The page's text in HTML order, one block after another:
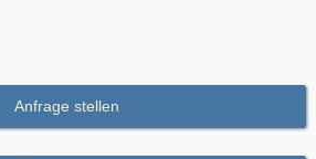
Anfrage stellen